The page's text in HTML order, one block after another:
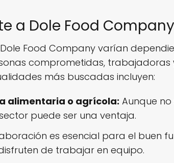
a Dole Food Company
Food Company varían
comprometidas, trabajadoras
más buscadas incluyen:
alimentaria o agrícola: Aunque
puede ser una ventaja.
es esencial para el buen
de trabajar en equipo.